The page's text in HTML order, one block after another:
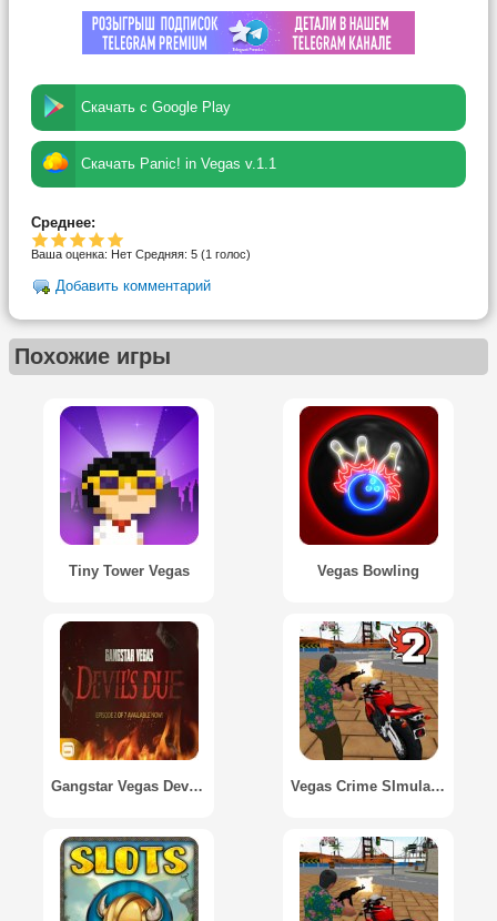
Скачать с Google Play
Скачать Panic! in Vegas v.1.1
Среднее:
Ваша оценка: Нет Средняя: 5 (1 голос)
Добавить комментарий
Похожие игры
Tiny Tower Vegas Vegas Bowling
Gangstar Vegas Devil's Due Episode 2 Vegas Crime SImulator 2